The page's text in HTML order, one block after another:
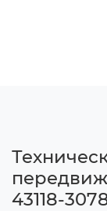
43118-